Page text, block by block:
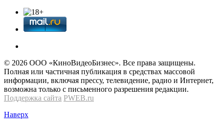
© 2026 OOО «КиноВидеоБизнес». Все права защищены.
Полная или частичная публикация в средствах массовой
информации, включая прессу, телевидение, радио и Интернет,
возможна только с письменного разрешения редакции.
Поддержка сайта PWEB.ru
Наверх